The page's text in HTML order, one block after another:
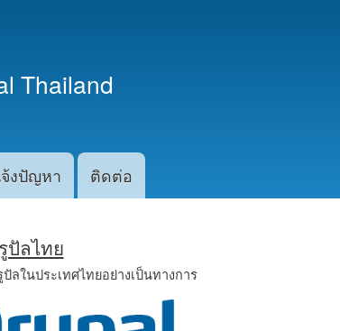
หลัก
Thailand
งปัญหา ติดต่อ
ปัลไทย
ในประเทศไทยอย่างเป็นทางการ